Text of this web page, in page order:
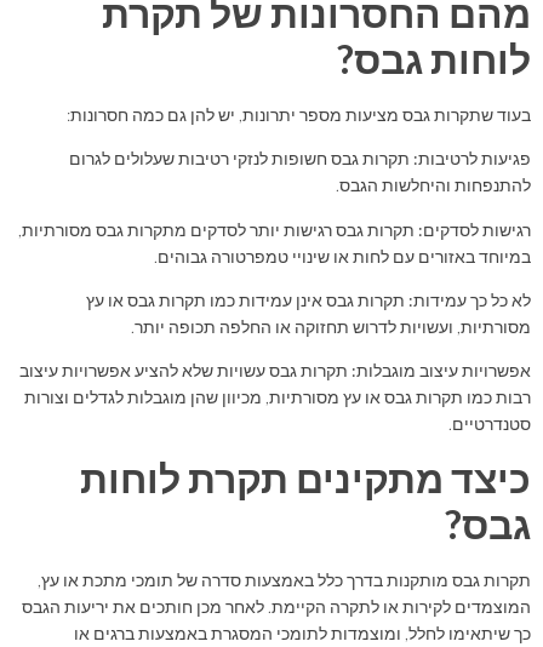
מהם החסרונות של תקרת
לוחות גבס?
בעוד שתקרות גבס מציעות מספר יתרונות, יש להן גם כמה חסרונות:
פגיעות לרטיבות: תקרות גבס חשופות לנזקי רטיבות שעלולים לגרום
להתנפחות והיחלשות הגבס.
רגישות לסדקים: תקרות גבס רגישות יותר לסדקים מתקרות גבס מסורתיות,
במיוחד באזורים עם לחות או שינויי טמפרטורה גבוהים.
לא כל כך עמידות: תקרות גבס אינן עמידות כמו תקרות גבס או עץ
מסורתיות, ועשויות לדרוש תחזוקה או החלפה תכופה יותר.
אפשרויות עיצוב מוגבלות: תקרות גבס עשויות שלא להציע אפשרויות עיצוב
רבות כמו תקרות גבס או עץ מסורתיות, מכיוון שהן מוגבלות לגדלים וצורות
סטנדרטיים.
כיצד מתקינים תקרת לוחות
גבס?
תקרות גבס מותקנות בדרך כלל באמצעות סדרה של תומכי מתכת או עץ,
המוצמדים לקירות או לתקרה הקיימת. לאחר מכן חותכים את יריעות הגבס
כך שיתאימו לחלל, ומוצמדות לתומכי המסגרת באמצעות ברגים או